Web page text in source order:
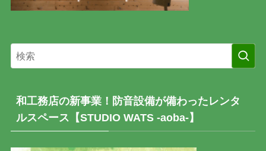
和工務店の新事業！防音設備が備わったレンタ
ルスペース【STUDIO WATS -aoba-】